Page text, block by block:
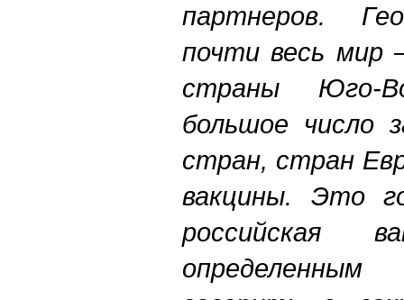
партнеров.
почти весь мир
страны Юго-
большое число
стран, стран
вакцины. Это
российская